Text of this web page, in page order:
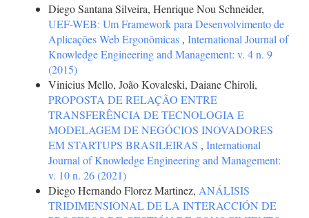
Diego Santana Silveira, Henrique Nou Schneider,
UEF-WEB: Um Framework para Desenvolvimento de
Aplicações Web Ergonômicas , International Journal of
Knowledge Engineering and Management: v. 4 n. 9
(2015)
Vinicius Mello, João Kovaleski, Daiane Chiroli,
PROPOSTA DE RELAÇÃO ENTRE
TRANSFERÊNCIA DE TECNOLOGIA E
MODELAGEM DE NEGÓCIOS INOVADORES
EM STARTUPS BRASILEIRAS , International
Journal of Knowledge Engineering and Management:
v. 10 n. 26 (2021)
Diego Hernando Florez Martinez, ANÁLISIS
TRIDIMENSIONAL DE LA INTERACCIÓN DE